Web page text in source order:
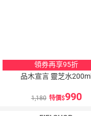
領券再享95折
品木宣言 靈芝水200ml
1,180 特價 990